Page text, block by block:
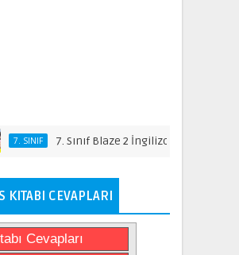
7. Sınıf Blaze 2 İngilizce Ders Kitabı
CEVAPLARI
Cevapları